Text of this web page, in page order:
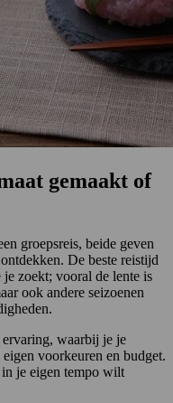
gemaakt of
groepsreis, beide geven
De beste reistijd
zoekt; vooral de lente is
ook andere seizoenen
waarbij je je
voorkeuren en budget.
je eigen tempo wilt